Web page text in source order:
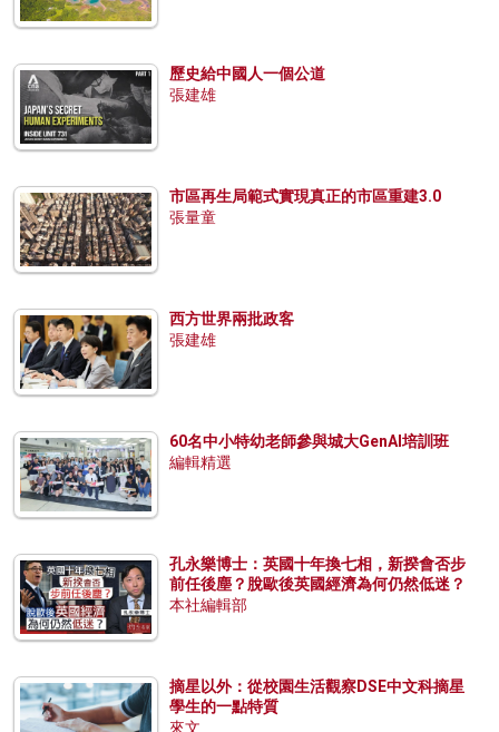
歷史給中國人一個公道
張建雄
市區再生局範式實現真正的市區重建3.0
張量童
西方世界兩批政客
張建雄
60名中小特幼老師參與城大GenAI培訓班
編輯精選
孔永樂博士：英國十年換七相，新揆會否步
前任後塵？脫歐後英國經濟為何仍然低迷？
本社編輯部
摘星以外：從校園生活觀察DSE中文科摘星
學生的一點特質
來文